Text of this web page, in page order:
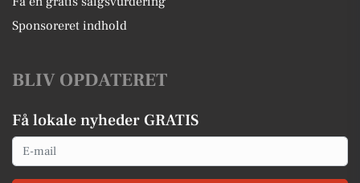
Sponsoreret indhold
BLIV OPDATERET
Få lokale nyheder GRATIS
Email